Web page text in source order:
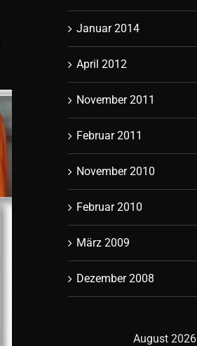
Januar 2014
April 2012
November 2011
Februar 2011
November 2010
Februar 2010
März 2009
Dezember 2008
August 2026